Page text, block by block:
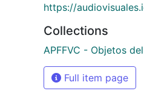
https://
Collections
APFFVC - Objetos
Full item page